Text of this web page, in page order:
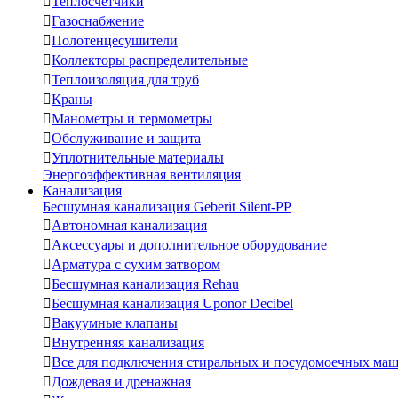
Газоснабжение
Полотенцесушители
Коллекторы распределительные
Теплоизоляция для труб
Краны
Манометры и термометры
Обслуживание и защита
Уплотнительные материалы
Энергоэффективная вентиляция
Канализация
Бесшумная канализация Geberit Silent-PP
Автономная канализация
Аксессуары и дополнительное оборудование
Арматура с сухим затвором
Бесшумная канализация Rehau
Бесшумная канализация Uponor Decibel
Вакуумные клапаны
Внутренняя канализация
Все для подключения стиральных и посудомоечных
Дождевая и дренажная